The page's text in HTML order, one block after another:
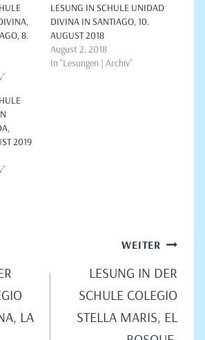
8.
LESUNG IN SCHULE UNIDAD
DIVINA IN SANTIAGO, 10.
AUGUST 2018
August 2, 2018
In "Lesungen | Archiv"
2019
LA
WEITER
LESUNG IN DER
SCHULE COLEGIO
STELLA MARIS, EL